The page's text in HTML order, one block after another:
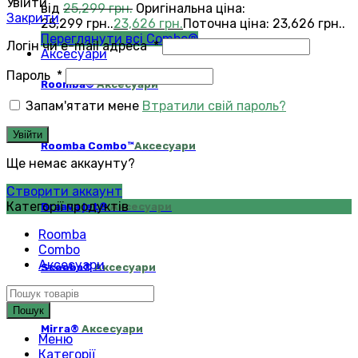
від 25,299грн. Оригінальна ціна:
25,299 грн..23,626 грн.Поточна ціна: 23,626 грн..
Переглянути всі Combo®
Аксесуари
Roomba®Аксесуари
Roomba Combo™Аксесуари
Braava jet®Аксесуари
Scooba®Аксесуари
Mirra® Аксесуари
Закрити
Логін чи e-mail адреса*
Пароль *
Запам'ятати мене Втратили свій пароль?
Увійти
Ще немає аккаунту?
Створити аккаунт
Категорії продуктів
Roomba
Combo
Аксесуари
Пошук
Меню
Категорії